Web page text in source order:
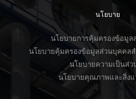
นโยบาย
นโยบายการคุ้มครองข้อมูล
นโยบายคุ้มครองข้อมูลส่วนบุคคล
นโยบายความเป็นส่ว
นโยบายคุณภาพและสิ่ง